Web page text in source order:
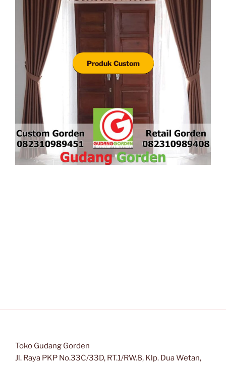
Produk Custom
Toko Gudang Gorden
Jl. Raya PKP No.33C/33D, RT.1/RW.8, Klp. Dua Wetan,